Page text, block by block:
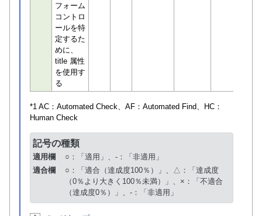
フォーム
コントロ
ールを特
定するた
めに、
title 属性
を使用す
る
*1 AC： Automated Check、AF： Automated Find、HC：
Human Check
記号の種類
適用欄
○：「適用」、-：「非適用」
適合欄
○：「適合（達成度100％）」、△：「達成度
（0％より大きく100％未満）」、×：「不適合
（達成度0％）」、-：「非適用」